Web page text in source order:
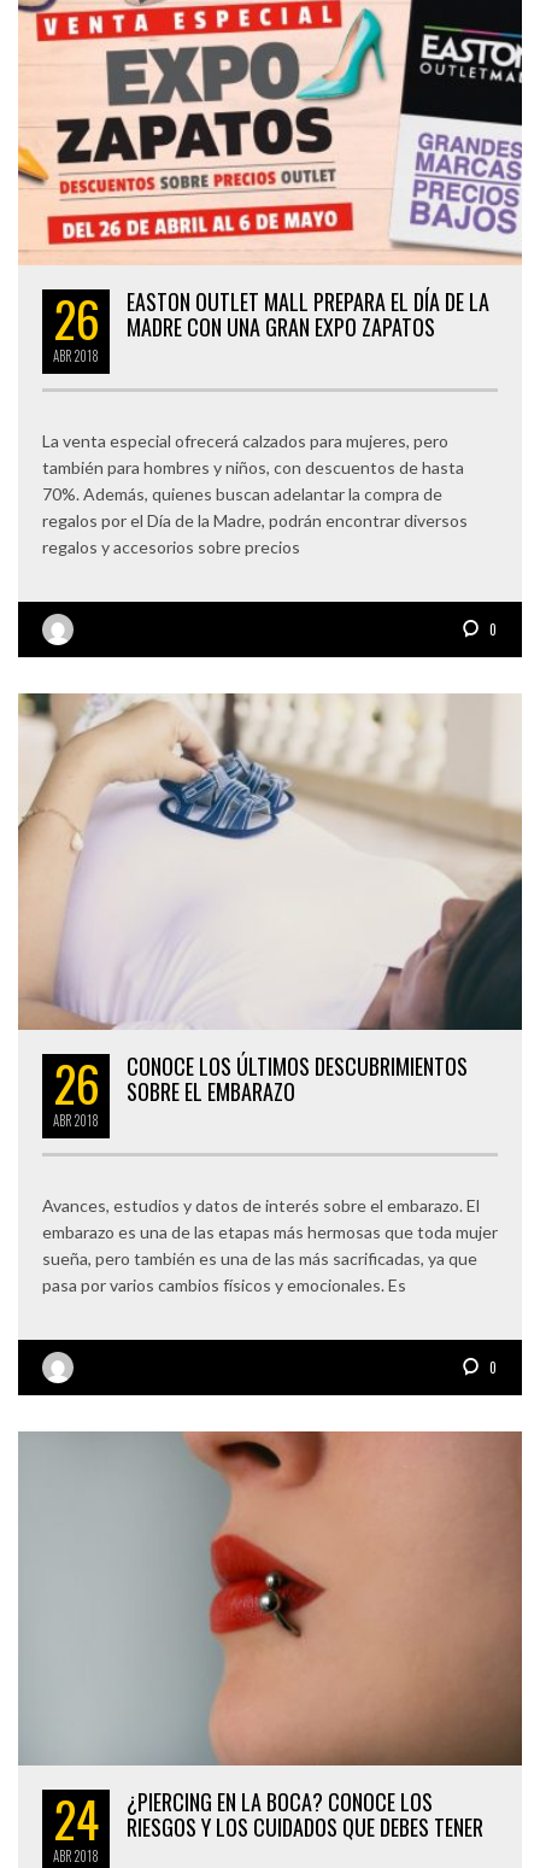
26
ABR2018
EASTON OUTLET MALL PREPARA EL DÍA DE LA
MADRE CON UNA GRAN EXPO ZAPATOS
La venta especial ofrecerá calzados para mujeres, pero
también para hombres y niños, con descuentos de hasta
70%. Además, quienes buscan adelantar la compra de
regalos por el Día de la Madre, podrán encontrar diversos
regalos y accesorios sobre precios
0
26
ABR2018
CONOCE LOS ÚLTIMOS DESCUBRIMIENTOS
SOBRE EL EMBARAZO
Avances, estudios y datos de interés sobre el embarazo. El
embarazo es una de las etapas más hermosas que toda mujer
sueña, pero también es una de las más sacrificadas, ya que
pasa por varios cambios físicos y emocionales. Es
0
24
ABR2018
¿PIERCING EN LA BOCA? CONOCE LOS
RIESGOS Y LOS CUIDADOS QUE DEBES TENER